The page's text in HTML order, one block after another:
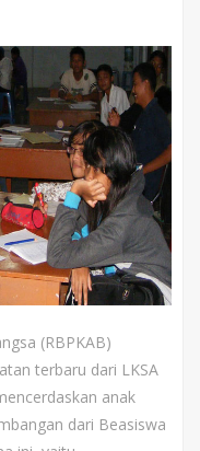
(RBPKAB)
terbaru dari LKSA
anak
dari Beasiswa